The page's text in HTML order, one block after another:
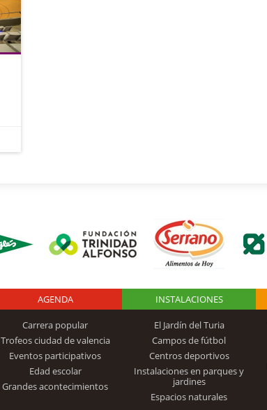
Logo Fundación
Trinidad Alfonso
AGENDA
Carrera popular
Trofeos ciudad de valencia
Eventos participativos
Edad escolar
Grandes acontecimientos
INSTALACIONES
El Jardín del Turia
Campos de fútbol
Centros deportivos
Instalaciones en parques y
jardines
Espacios naturales